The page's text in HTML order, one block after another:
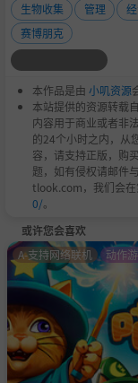
生物收集
管理
赛博朋克
本作品是由 小叽资源
本站提供的资源转载
内容用于商业或者非
的24个小时之内，从
容，请支持正版，购
题，如有侵权请邮件
tlook.com，我们会
0/。
或许您会喜欢
A-支持网络联机 动作